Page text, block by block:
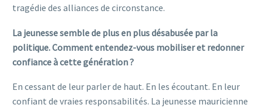
tragédie des alliances de circonstance.
La jeunesse semble de plus en plus désabusée par la
politique. Comment entendez-vous mobiliser et redonner
confiance à cette génération ?
En cessant de leur parler de haut. En les écoutant. En leur
confiant de vraies responsabilités. La jeunesse mauricienne